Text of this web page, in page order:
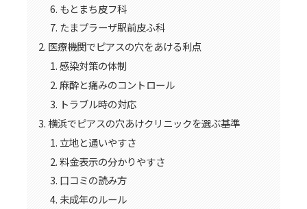
もとまち皮フ科
たまプラーザ駅前皮ふ科
医療機関でピアスの穴をあける利点
感染対策の体制
麻酔と痛みのコントロール
トラブル時の対応
横浜でピアスの穴あけクリニックを選ぶ基準
立地と通いやすさ
料金表示の分かりやすさ
口コミの読み方
未成年のルール